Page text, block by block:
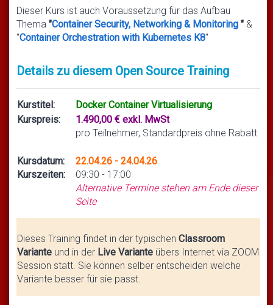
Dieser Kurs ist auch Voraussetzung für das Aufbau
Thema "Container Security, Networking & Monitoring " &
"Container Orchestration with Kubernetes K8"
Details zu diesem Open Source Training
Kurstitel:
Docker Container Virtualisierung
Kurspreis:
1.490,00 € exkl. MwSt
pro Teilnehmer, Standardpreis ohne Rabatt
Kursdatum:
Kurszeiten:
22.04.26 - 24.04.26
09:30 - 17:00
Alternative Termine stehen am Ende dieser
Seite
Dieses Training findet in der typischen Classroom
Variante und in der Live Variante übers Internet via ZOOM
Session statt. Sie können selber entscheiden welche
Variante besser für sie passt.